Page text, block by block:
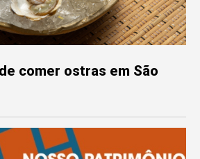
comer ostras em São